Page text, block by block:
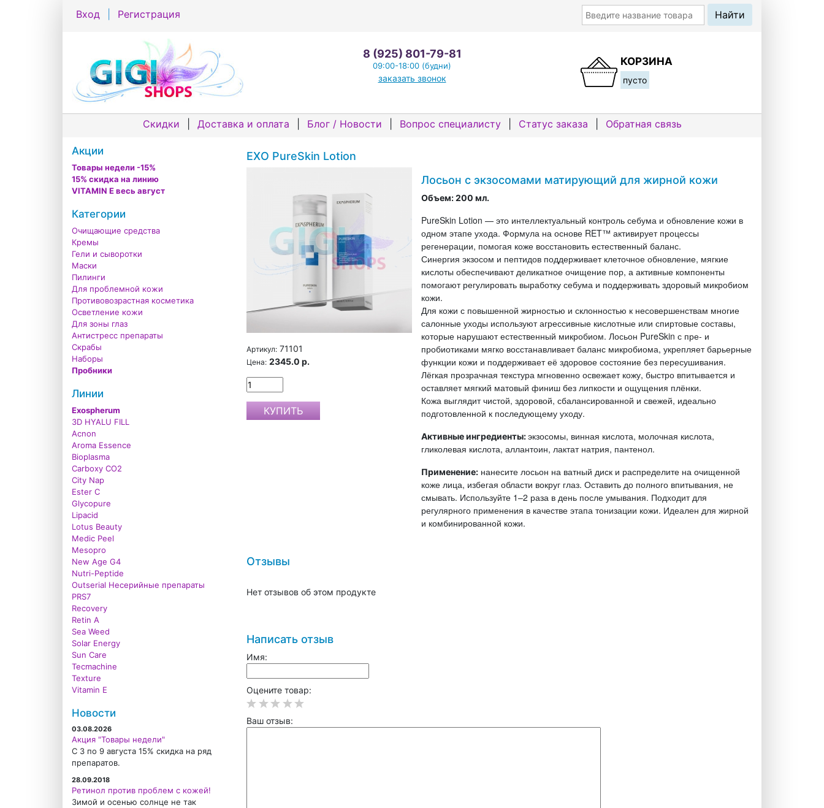
Вход Регистрация
8 (925) 801-79-81
09:00-18:00 (будни)
заказать звонок
КОРЗИНА
пусто
Скидки Доставка и оплата Блог / Новости Вопрос специалисту Статус заказа Обратная связь
Акции
Товары недели -15%
15% скидка на линию
VITAMIN E весь август
Категории
Очищающие средства
Кремы
Гели и сыворотки
Маски
Пилинги
Для проблемной кожи
Противовозрастная косметика
Осветление кожи
Для зоны глаз
Антистресс препараты
Скрабы
Наборы
Пробники
Линии
Exospherum
3D HYALU FILL
Acnon
Aroma Essence
Bioplasma
Carboxy CO2
City Nap
Ester C
Glycopure
Lipacid
Lotus Beauty
Medic Peel
Mesopro
New Age G4
Nutri-Peptide
Outserial Несерийные препараты
PRS7
Recovery
Retin A
Sea Weed
Solar Energy
Sun Care
Tecmachine
Texture
Vitamin E
Новости
03.08.2026
Акция "Товары недели"
С 3 по 9 августа 15% скидка на ряд
препаратов.
28.09.2018
Ретинол против проблем с кожей!
Зимой и осенью солнце не так
EXO PureSkin Lotion
Артикул: 71101
Цена: 2345.0 р.
Лосьон с экзосомами матирующий для жирной кожи
Объем: 200 мл.
PureSkin Lotion — это интеллектуальный контроль себума и обновление кожи в
одном этапе ухода. Формула на основе RET™ активирует процессы
регенерации, помогая коже восстановить естественный баланс.
Синергия экзосом и пептидов поддерживает клеточное обновление, мягкие
кислоты обеспечивают деликатное очищение пор, а активные компоненты
помогают регулировать выработку себума и поддерживать здоровый микробиом
кожи.
Для кожи с повышенной жирностью и склонностью к несовершенствам многие
салонные уходы используют агрессивные кислотные или спиртовые составы,
которые нарушают естественный микробиом. Лосьон PureSkin с пре- и
пробиотиками мягко восстанавливает баланс микробиома, укрепляет барьерные
функции кожи и поддерживает её здоровое состояние без пересушивания.
Лёгкая прозрачная текстура мгновенно освежает кожу, быстро впитывается и
оставляет мягкий матовый финиш без липкости и ощущения плёнки.
Кожа выглядит чистой, здоровой, сбалансированной и свежей, идеально
подготовленной к последующему уходу.
Активные ингредиенты:экзосомы, винная кислота, молочная кислота,
гликолевая кислота, аллантоин, лактат натрия, пантенол.
Применение: нанесите лосьон на ватный диск и распределите на очищенной
коже лица, избегая области вокруг глаз. Оставить до полного впитывания, не
смывать. Используйте 1–2 раза в день после умывания. Подходит для
регулярного применения в качестве этапа тонизации кожи. Идеален для жирной
и комбинированной кожи.
Отзывы
Нет отзывов об этом продукте
Написать отзыв
Имя:
Оцените товар:
Ваш отзыв: